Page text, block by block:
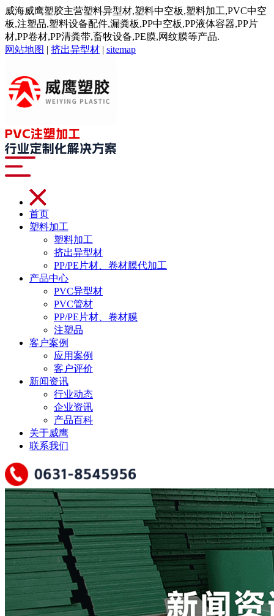
威海威鹰塑胶主营塑料异型材,塑料中空板,塑料加工,PVC中空
板,注塑品,塑料设备配件,漏粪板,PP中空板,PP液体容器,PP片
材,PP卷材,PP清粪带,畜牧设备,PE膜,网纹膜等产品.
网站地图 | 挤出异型材 | sitemap
首页
塑料加工
塑料加工
挤出异型材
PP/PE片材、卷材膜代加工
产品中心
PVC异型材
PVC管材
PP/PE片材、卷材膜
注塑品
客户案例
应用案例
客户评价
新闻资讯
行业动态
企业资讯
产品百科
关于威鹰
联系我们